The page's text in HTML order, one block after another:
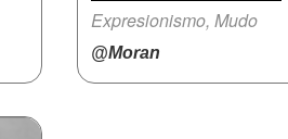
Expresionismo, Mudo
@Moran